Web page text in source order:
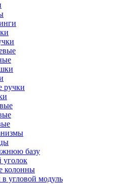
ручки
базу
колонны
угловой модуль